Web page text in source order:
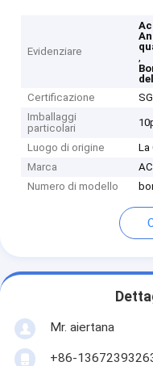
Evidenziare
,
Certificazione
Imballaggi
particolari
Luogo di origine
La
Marca
Numero di modello
Mr. aiertana
+86-